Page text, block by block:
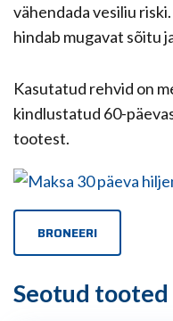
vähendada vesiliu
hindab mugavat sõitu
Kasutatud rehvid on
kindlustatud 60-
tootest.
BRONEERI
Seotud tooted